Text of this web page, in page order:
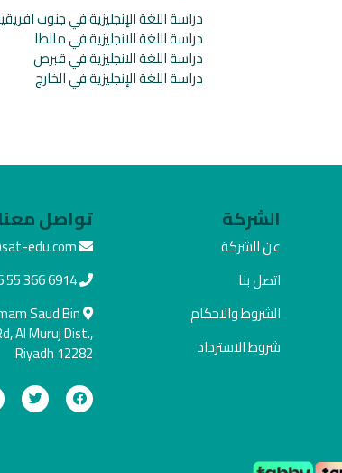
دراسة اللغة الإنجليزية في جنوب
دراسة اللغة الانجليزية في مالطا
دراسة اللغة الانجليزية في قبرص
دراسة اللغة الإنجليزية في الخارج
الشركة
عن الشركة
اتصل بنا
الشروط والاحكام
شروط الاسترداد
تواصل معنا
edu.com
55 366 6914
Saud Bin
Al Muruj Dist.,
Riyadh 12282